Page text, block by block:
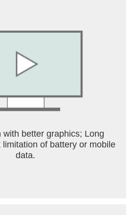
with better graphics; Long
of battery or mobile
data.